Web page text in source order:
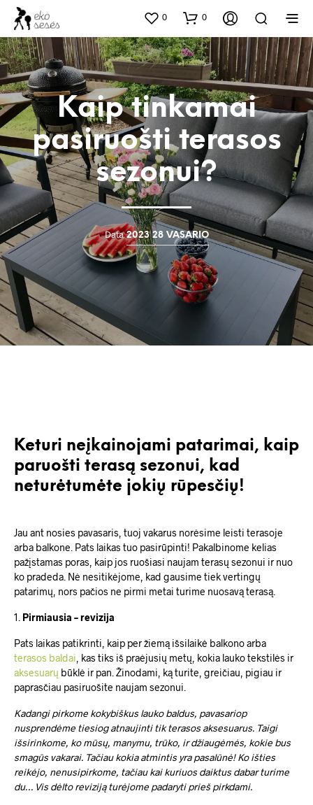
0 0
Kaip tinkamai
pasiruošti terasos
sezonui?
Data 2023 28 VASARIO
Keturi neįkainojami patarimai, kaip
paruošti terasą sezonui, kad
neturėtumėte jokių rūpesčių!
Jau ant nosies pavasaris, tuoj vakarus norėsime leisti terasoje
arba balkone. Pats laikas tuo pasirūpinti! Pakalbinome kelias
pažįstamas poras, kaip jos ruošiasi naujam terasų sezonui ir nuo
ko pradeda. Nė nesitikėjome, kad gausime tiek vertingų
patarimų, nors pačios ne pirmi metai turime nuosavą terasą.
1. Pirmiausia – revizija
Pats laikas patikrinti, kaip per žiemą išsilaikė balkono arba
terasos baldai, kas tiks iš praėjusių metų, kokia lauko tekstilės ir
aksesuarų būklė ir pan. Žinodami, ką turite, greičiau, pigiau ir
paprasčiau pasiruošite naujam sezonui.
Kadangi pirkome kokybiškus lauko baldus, pavasariop
nusprendėme tiesiog atnaujinti tik terasos aksesuarus. Taigi
išsirinkome, ko mūsų, manymu, trūko, ir džiaugėmės, kokie bus
smagūs vakarai. Tačiau kokia atmintis yra pasalūnė! Ko išties
reikėjo, nenusipirkome, tačiau kai kuriuos daiktus dabar turime
du… Vis dėlto reviziją turėjome padaryti prieš pirkdami.